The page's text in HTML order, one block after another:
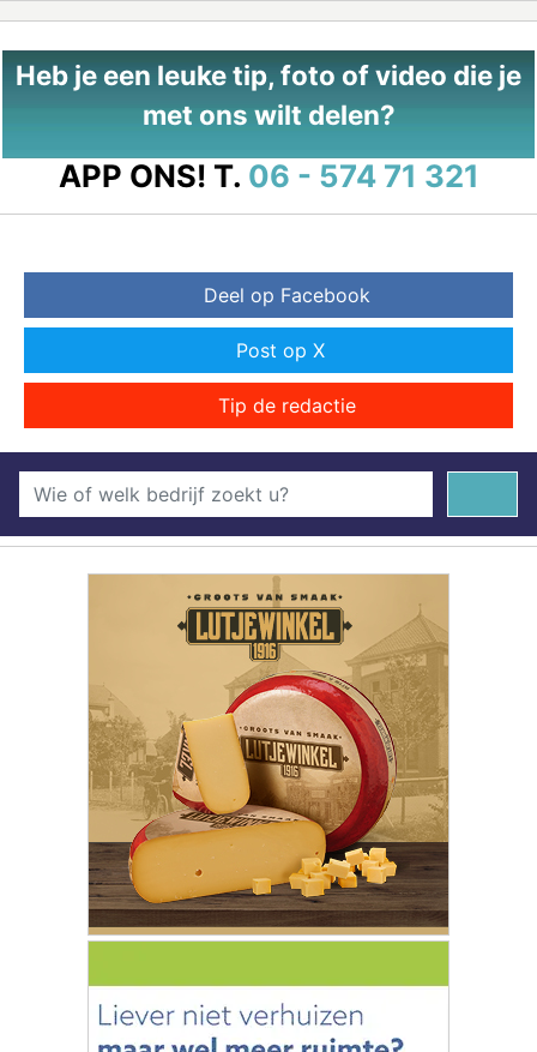
Heb je een leuke tip, foto of video die je
met ons wilt delen?
APP ONS! T. 06 - 574 71 321
Deel op Facebook
Post op X
Tip de redactie